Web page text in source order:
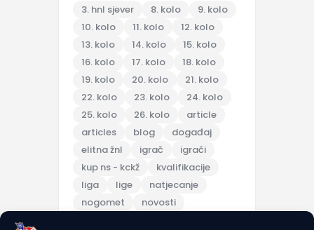
3. hnl sjever 8. kolo
9. kolo
10. kolo
11. kolo
12. kolo
13. kolo
14. kolo
15. kolo
16. kolo
17. kolo
18. kolo
19. kolo
20. kolo
21. kolo
22. kolo
23. kolo
24. kolo
25. kolo
26. kolo
article
articles
blog
događaj
elitna žnl
igrač
igrači
kup ns - kckž
kvalifikacije
liga
lige
natjecanje
nogomet
novosti